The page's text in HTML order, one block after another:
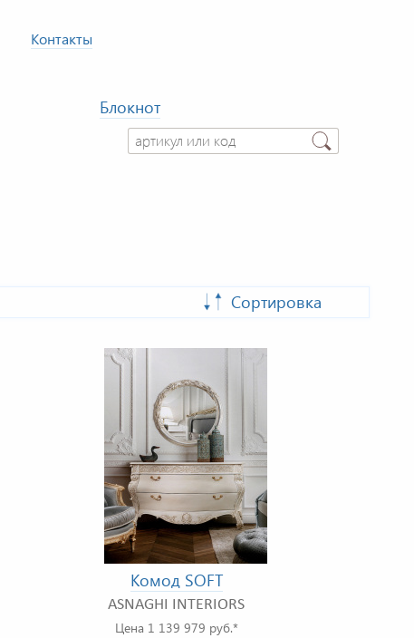
Контакты
Блокнот
Сортировка
Комод SOFT
ASNAGHI INTERIORS
Цена 1 139 979 руб.*